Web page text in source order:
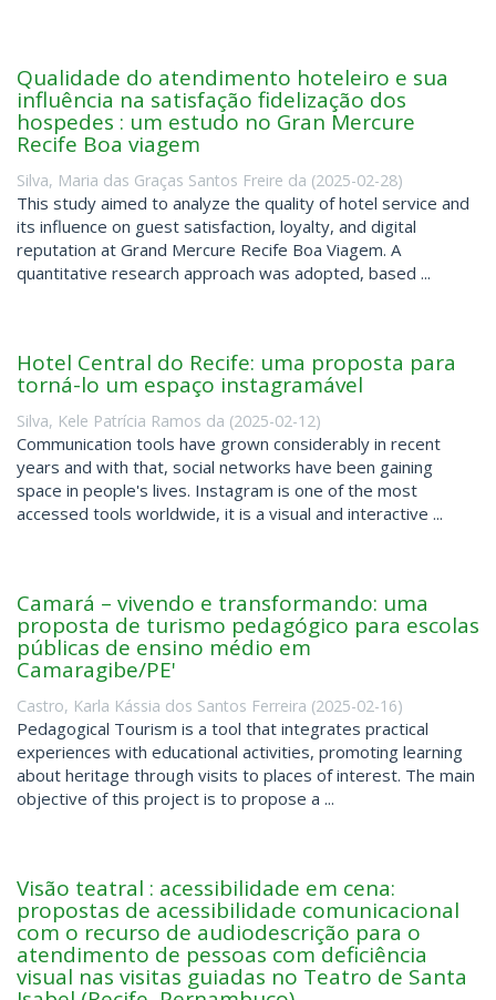
Qualidade do atendimento hoteleiro e sua
influência na satisfação fidelização dos
hospedes : um estudo no Gran Mercure
Recife Boa viagem
Silva, Maria das Graças Santos Freire da (2025-02-28)
This study aimed to analyze the quality of hotel service and
its influence on guest satisfaction, loyalty, and digital
reputation at Grand Mercure Recife Boa Viagem. A
quantitative research approach was adopted, based ...
Hotel Central do Recife: uma proposta para
torná-lo um espaço instagramável
Silva, Kele Patrícia Ramos da (2025-02-12)
Communication tools have grown considerably in recent
years and with that, social networks have been gaining
space in people's lives. Instagram is one of the most
accessed tools worldwide, it is a visual and interactive ...
Camará – vivendo e transformando: uma
proposta de turismo pedagógico para escolas
públicas de ensino médio em
Camaragibe/PE'
Castro, Karla Kássia dos Santos Ferreira (2025-02-16)
Pedagogical Tourism is a tool that integrates practical
experiences with educational activities, promoting learning
about heritage through visits to places of interest. The main
objective of this project is to propose a ...
Visão teatral : acessibilidade em cena:
propostas de acessibilidade comunicacional
com o recurso de audiodescrição para o
atendimento de pessoas com deficiência
visual nas visitas guiadas no Teatro de Santa